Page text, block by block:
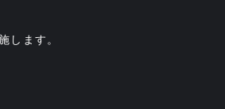
します。